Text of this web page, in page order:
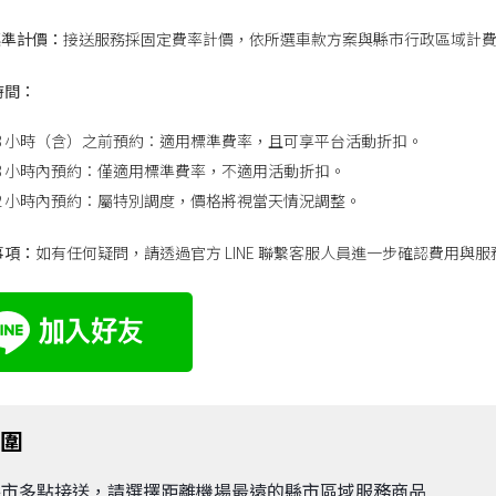
計價：接送服務採固定費率計價，依所選車款方案與縣市行政區域計費
：
小時（含）之前預約：適用標準費率，且可享平台活動折扣。
小時內預約：僅適用標準費率，不適用活動折扣。
小時內預約：屬特別調度，價格將視當天情況調整。
： 如有任何疑問，請透過官方 LINE 聯繫客服人員進一步確認費用與服
多點接送，請選擇距離機場最遠的縣市區域服務商品